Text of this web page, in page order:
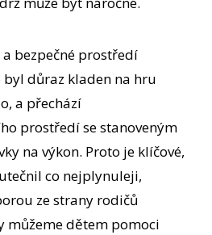
bezpečné prostředí
byl důraz kladen na hru
a přechází
prostředí se stanoveným
na výkon. Proto je klíčové,
co nejplynuleji,
ze strany rodičů
můžeme dětem pomoci